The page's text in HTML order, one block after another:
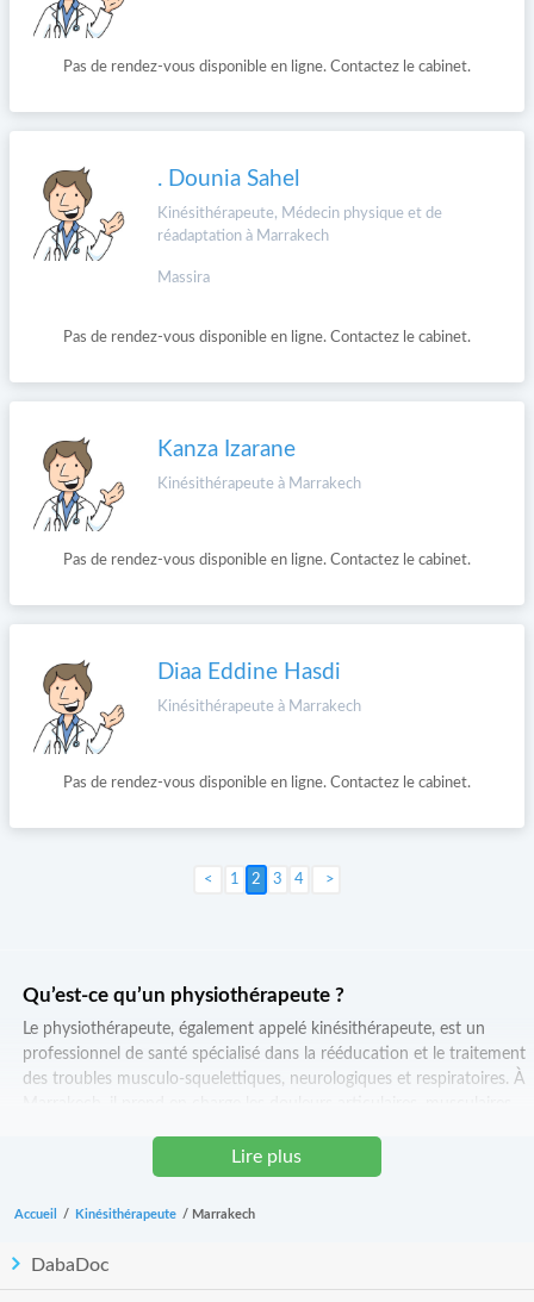
Pas de rendez-vous disponible en ligne. Contactez le cabinet.
. Dounia Sahel
Kinésithérapeute, Médecin physique et de
réadaptation à Marrakech
Massira
Pas de rendez-vous disponible en ligne. Contactez le cabinet.
Kanza Izarane
Kinésithérapeute à Marrakech
Pas de rendez-vous disponible en ligne. Contactez le cabinet.
Diaa Eddine Hasdi
Kinésithérapeute à Marrakech
Pas de rendez-vous disponible en ligne. Contactez le cabinet.
1 2 3 4 Suivant >
Qu’est-ce qu’un physiothérapeute ?
Le physiothérapeute, également appelé kinésithérapeute, est un
professionnel de santé spécialisé dans la rééducation et le traitement
des troubles musculo-squelettiques, neurologiques et respiratoires. À
aiguës (dos, genoux, épaules), après un accident, une chirurgie, une
Lire plus
Accueil / Kinésithérapeute / Marrakech
DabaDoc